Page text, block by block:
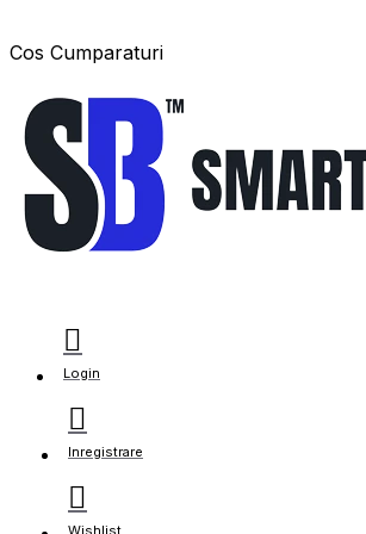
Cos Cumparaturi
Login
Inregistrare
Wishlist